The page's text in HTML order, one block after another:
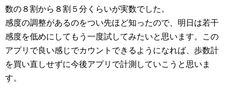
数の８割から８割５分くらいが実数でした。
感度の調整があるのをつい先ほど知ったので、明日は若干
感度を低めにしてもう一度試してみたいと思います。この
アプリで良い感じでカウントできるようになれば、歩数計
を買い直しせずに今後アプリで計測していこうと思いま
す。